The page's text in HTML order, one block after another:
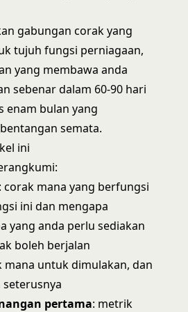
gabungan corak yang
tujuh fungsi perniagaan,
yang membawa anda
sebenar dalam 60-90 hari
enam bulan yang
semata.
ini
: corak mana yang berfungsi
ini dan mengapa
yang anda perlu sediakan
boleh berjalan
mana untuk dimulakan, dan
pertama: metrik